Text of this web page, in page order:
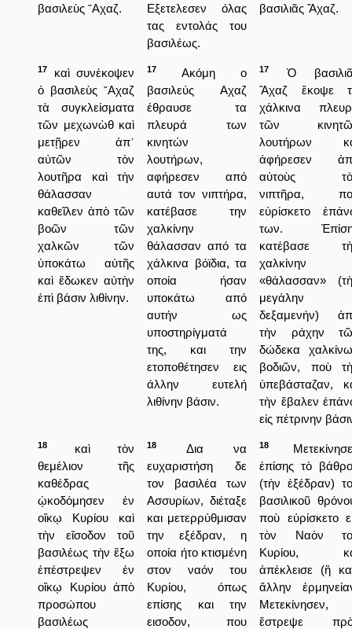
βασιλεὺς ῎Αχαζ.
Εξετελεσεν όλας
τας εντολάς του
βασιλέως.
βασιλιᾶς Ἄχαζ.
17
καὶ συνέκοψεν
ὁ βασιλεὺς ῎Αχαζ
τὰ συγκλείσματα
τῶν μεχωνὼθ καὶ
μετῇρεν ἀπ᾿
αὐτῶν τὸν
λουτῆρα καὶ τὴν
θάλασσαν
καθεῖλεν ἀπὸ τῶν
βοῶν τῶν
χαλκῶν τῶν
ὑποκάτω αὐτῆς
καὶ ἔδωκεν αὐτὴν
ἐπὶ βάσιν λιθίνην.
17
Ακόμη ο
βασιλεύς Αχαζ
έθραυσε τα
πλευρά των
κινητών
λουτήρων,
αφήρεσεν από
αυτά τον νιπτήρα,
κατέβασε την
χαλκίνην
θάλασσαν από τα
χάλκινα βόϊδια, τα
οποία ήσαν
υποκάτω από
αυτήν ως
υποστηρίγματά
της, και την
ετοποθέτησεν εις
άλλην ευτελή
λιθίνην βάσιν.
17
Ὁ
Ἄχαζ ἔκοψε
χάλκινα
τῶν
λουτήρων
ἀφήρεσεν
αὐτοὺς
νιπτῆρα,
εὐρίσκετο
των.
κατέβασε
χαλκίνην
«θάλασσαν»
μεγάλην
δεξαμενήν)
τὴν ράχην
δώδεκα
βοδιῶν, ποὺ
ὑπεβάσταζαν,
τὴν ἔβαλεν
εἰς πέτρινην
18
καὶ τὸν
θεμέλιον τῆς
καθέδρας
ᾠκοδόμησεν ἐν
οἴκῳ Κυρίου καὶ
τὴν εἴσοδον τοῦ
βασιλέως τὴν ἔξω
ἐπέστρεψεν ἐν
οἴκῳ Κυρίου ἀπὸ
προσώπου
βασιλέως
18
Δια να
ευχαριστήση δε
τον βασιλέα των
Ασσυρίων, διέταξε
και μετερρύθμισαν
την εξέδραν, η
οποία ήτο κτισμένη
στον ναόν του
Κυρίου, όπως
επίσης και την
εισοδον, που
18
ἐπίσης τὸ
(τὴν ἐξέδραν)
βασιλικοῦ
ποὺ εὐρίσκετο
τὸν Ναὸν
Κυρίου,
ἀπέκλεισε (ἢ
ἄλλην
Μετεκίνησεν,
ἔστρεψε